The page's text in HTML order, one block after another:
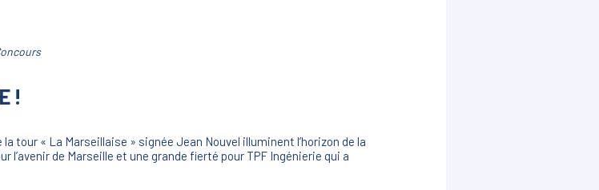
!
tour « La Marseillaise » signée Jean Nouvel illuminent l’horizon de la
l’avenir de Marseille et une grande fierté pour TPF Ingénierie qui a